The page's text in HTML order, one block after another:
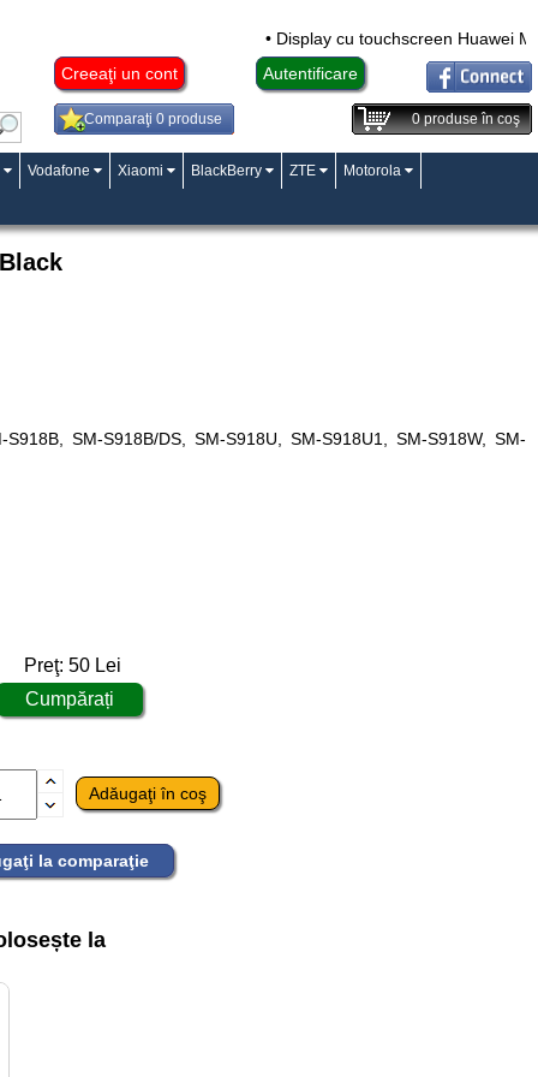
• Display cu touchscreen Huawei
Creeaţi un cont
Autentificare
Comparaţi 0 produse 0produse în coş
Vodafone Xiaomi BlackBerry ZTE Motorola
SM-S918B/DS, SM-S918U, SM-S918U1, SM-S918W, SM-
Preţ:50 Lei
la comparaţie
la